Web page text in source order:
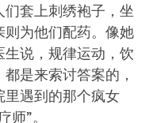
套上刺绣袍子，坐
为他们配药。像她
说，规律运动，饮
是来索讨答案的，
遇到的那个疯女
”。